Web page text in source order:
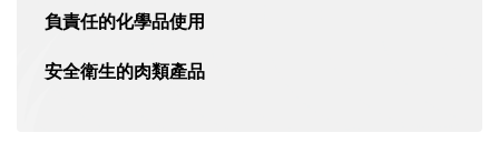
負責任的化學品使用
安全衛生的肉類產品